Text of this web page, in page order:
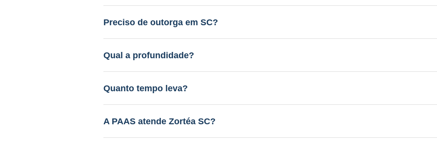
Entre R$ 12.000 a R$ 45.000. Aquífero variável conforme a geologia local,
gratuito.
Preciso de outorga em SC?
Sim. A PAAS cuida de todo o licenciamento junto ao IMA-SC.
Qual a profundidade?
40 a 150m em aquífero variável conforme a geologia local, vazão de 3 a 30 m³/h.
Quanto tempo leva?
Perfuração: 3-15 dias. Processo completo: 60-120 dias.
A PAAS atende Zortéa SC?
Sim! Desde 1985, com geólogo e equipe própria.